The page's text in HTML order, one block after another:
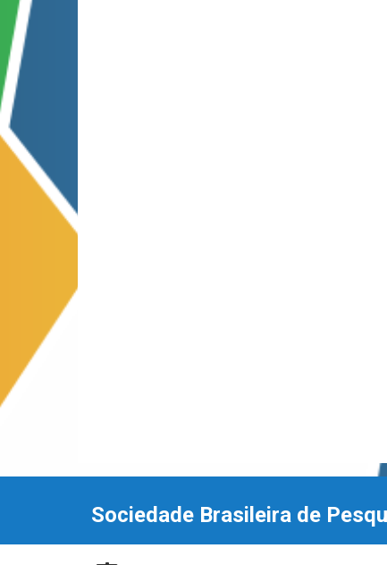
Sociedade Brasileira de